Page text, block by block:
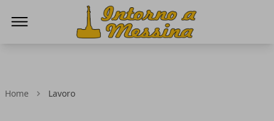
Home Lavoro